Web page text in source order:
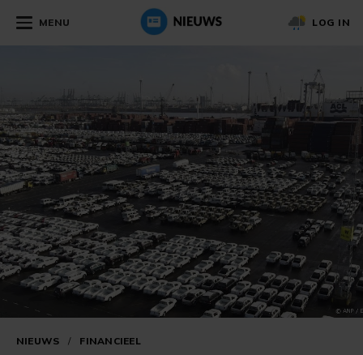
MENU LOG IN
NIEUWS / FINANCIEEL